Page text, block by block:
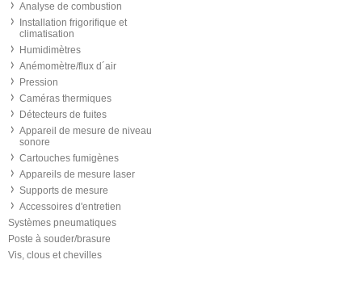
Analyse de combustion
Installation frigorifique et
climatisation
Humidimètres
Anémomètre/flux d´air
Pression
Caméras thermiques
Détecteurs de fuites
Appareil de mesure de niveau
sonore
Cartouches fumigènes
Appareils de mesure laser
Supports de mesure
Accessoires d'entretien
Systèmes pneumatiques
Poste à souder/brasure
Vis, clous et chevilles